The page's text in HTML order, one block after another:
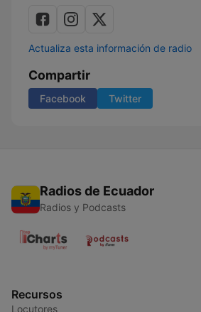
Actualiza esta información de radio
Compartir
Facebook Twitter
Radios de Ecuador
Radios y Podcasts
Recursos
Locutores